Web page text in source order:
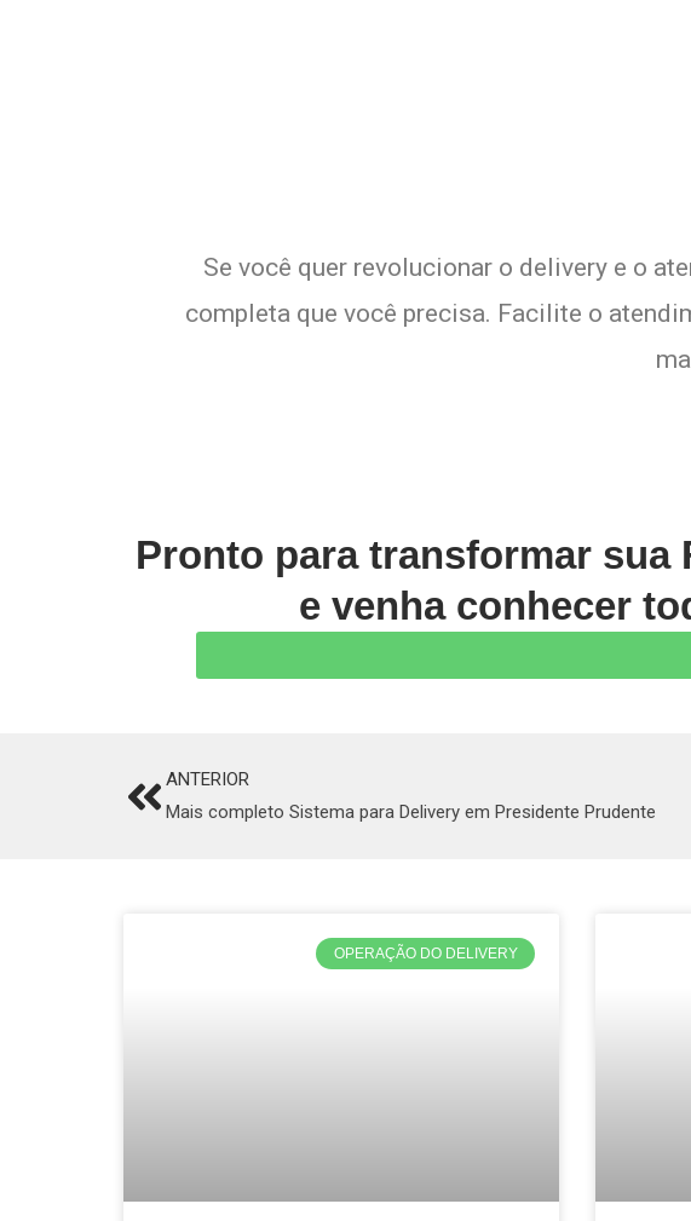
Se você quer revolucionar o delivery e o
completa que você precisa. Facilite o
Pronto para transformar sua
e venha conhecer
PrevANTERIOR
Mais completo Sistema para Delivery em Presidente Prudente
OPERAÇÃO DO DELIVERY